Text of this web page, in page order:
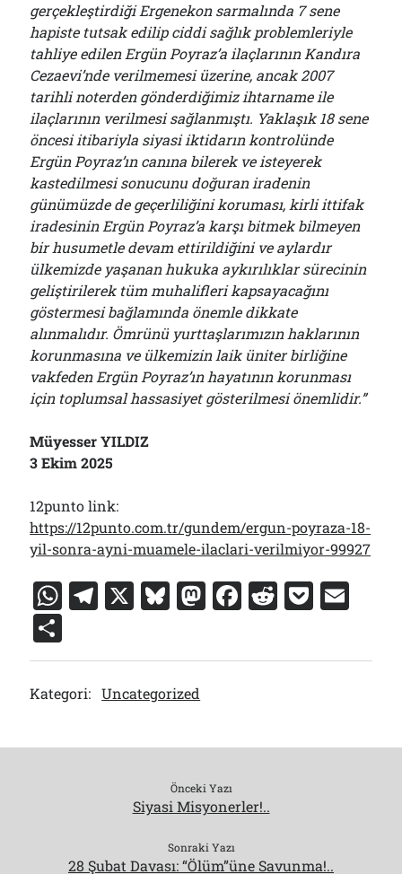
gerçekleştirdiği Ergenekon sarmalında 7 sene
hapiste tutsak edilip ciddi sağlık problemleriyle
tahliye edilen Ergün Poyraz’a ilaçlarının Kandıra
Cezaevi’nde verilmemesi üzerine, ancak 2007
tarihli noterden gönderdiğimiz ihtarname ile
ilaçlarının verilmesi sağlanmıştı. Yaklaşık 18 sene
öncesi itibariyla siyasi iktidarın kontrolünde
Ergün Poyraz’ın canına bilerek ve isteyerek
kastedilmesi sonucunu doğuran iradenin
günümüzde de geçerliliğini koruması, kirli ittifak
iradesinin Ergün Poyraz’a karşı bitmek bilmeyen
bir husumetle devam ettirildiğini ve aylardır
ülkemizde yaşanan hukuka aykırılıklar sürecinin
geliştirilerek tüm muhalifleri kapsayacağını
göstermesi bağlamında önemle dikkate
alınmalıdır. Ömrünü yurttaşlarımızın haklarının
korunmasına ve ülkemizin laik üniter birliğine
vakfeden Ergün Poyraz’ın hayatının korunması
için toplumsal hassasiyet gösterilmesi önemlidir.”
Müyesser YILDIZ
3 Ekim 2025
12punto link:
https://12punto.com.tr/gundem/ergun-poyraza-18-
yil-sonra-ayni-muamele-ilaclari-verilmiyor-99927
W
at
s
A
p
T
e
gr
a
m
X Bl
e
s
k
y
M
st
o
F
c
o
k
R
d
P
c ai
h
ar
e
Kategori: Uncategorized
Önceki Yazı
Siyasi Misyonerler!..
Sonraki Yazı
28 Şubat Davası: “Ölüm”üne Savunma!..